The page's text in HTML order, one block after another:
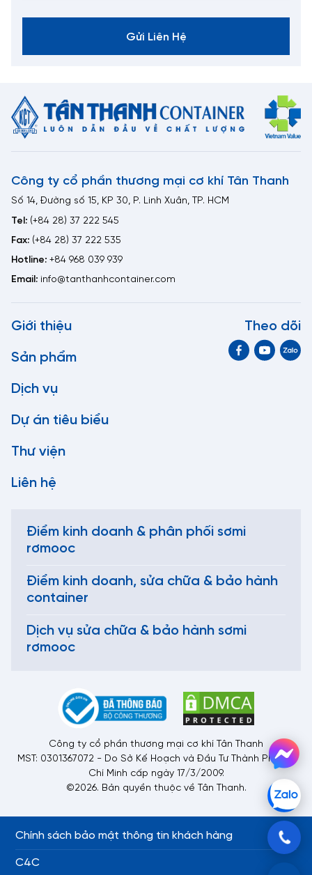
Gửi Liên Hệ
Công ty cổ phần thương mại cơ khí Tân Thanh
Số 14, Đường số 15, KP 30, P. Linh Xuân, TP. HCM
Tel: (+84 28) 37 222 545
Fax: (+84 28) 37 222 535
Hotline: +84 968 039 939
Email: info@tanthanhcontainer.com
Giới thiệu
Sản phẩm
Dịch vụ
Dự án tiêu biểu
Thư viện
Liên hệ
Theo dõi
Điểm kinh doanh & phân phối sơmi
rơmooc
Điểm kinh doanh, sửa chữa & bảo hành
container
Dịch vụ sửa chữa & bảo hành sơmi
rơmooc
Công ty cổ phần thương mại cơ khí Tân Thanh
MST: 0301367072 - Do Sở Kế Hoạch và Đầu Tư Thành Phố Hồ
Chí Minh cấp ngày 17/3/2009.
©2026. Bản quyền thuộc về Tân Thanh.
Chính sách bảo mật thông tin khách hàng
C4C